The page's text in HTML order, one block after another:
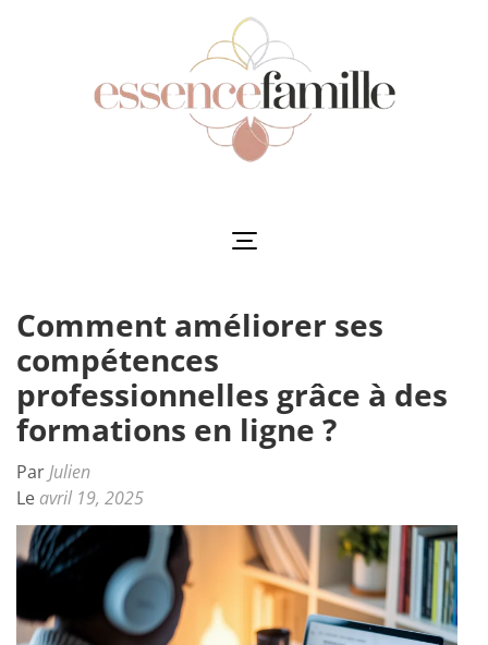
Comment améliorer ses
compétences
professionnelles grâce à des
formations en ligne ?
ParJulien
Le avril 19, 2025